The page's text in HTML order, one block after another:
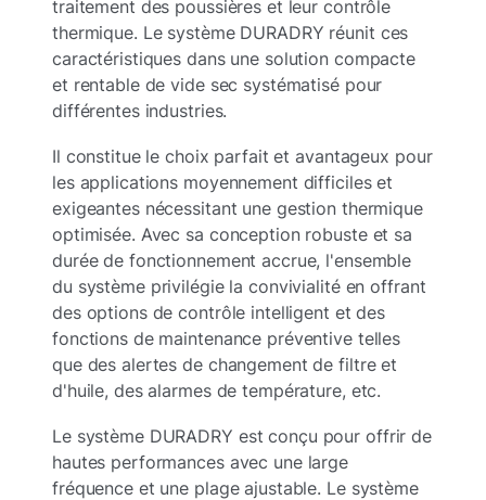
traitement des poussières et leur contrôle
thermique. Le système DURADRY réunit ces
caractéristiques dans une solution compacte
et rentable de vide sec systématisé pour
différentes industries.
Il constitue le choix parfait et avantageux pour
les applications moyennement difficiles et
exigeantes nécessitant une gestion thermique
optimisée. Avec sa conception robuste et sa
durée de fonctionnement accrue, l'ensemble
du système privilégie la convivialité en offrant
des options de contrôle intelligent et des
fonctions de maintenance préventive telles
que des alertes de changement de filtre et
d'huile, des alarmes de température, etc.
Le système DURADRY est conçu pour offrir de
hautes performances avec une large
fréquence et une plage ajustable. Le système